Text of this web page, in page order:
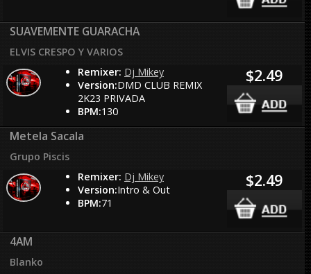
SUAVEMENTE GUARACHA
ELVIS CRESPO Y VARIOS
Remixer: Dj Mikey
Version:DMD CLUB REMIX
2K23 PRIVADA
BPM:130
$2.49
Metela Sacala
Grupo Piscis
Remixer: Dj Mikey
Version:Intro & Out
BPM:71
$2.49
4AM
Blanko